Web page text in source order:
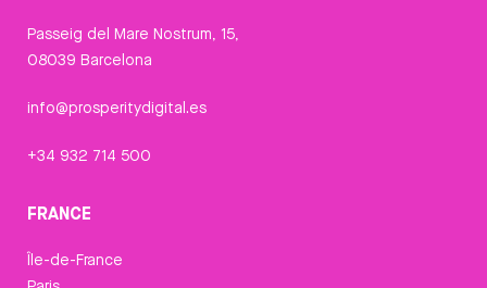
Passeig del Mare Nostrum, 15,
08039 Barcelona
info@prosperitydigital.es
+34 932 714 500
FRANCE
Île-de-France